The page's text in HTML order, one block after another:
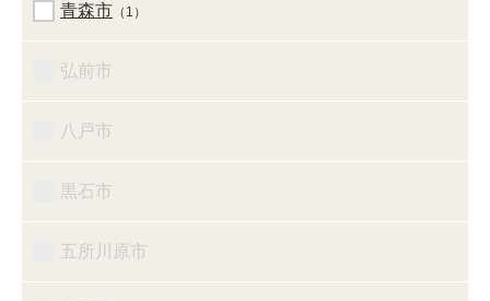
青森市 （1）
弘前市
八戸市
黒石市
五所川原市